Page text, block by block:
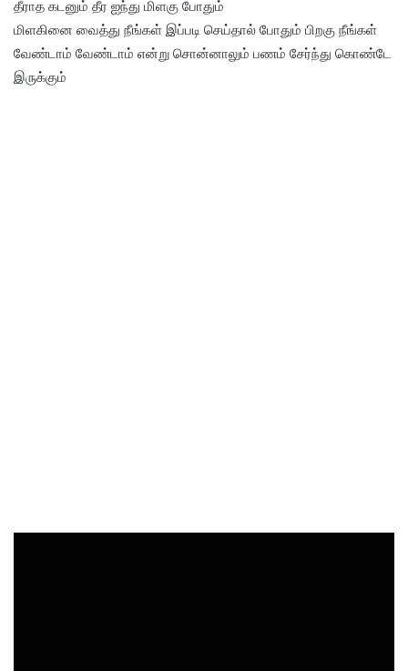
தீராத கடனும் தீர ஐந்து மிளகு போதும்
மிளகினை வைத்து நீங்கள் இப்படி செய்தால் போதும் பிறகு நீங்கள்
வேண்டாம் வேண்டாம் என்று சொன்னாலும் பணம் சேர்ந்து கொண்டே
இருக்கும்